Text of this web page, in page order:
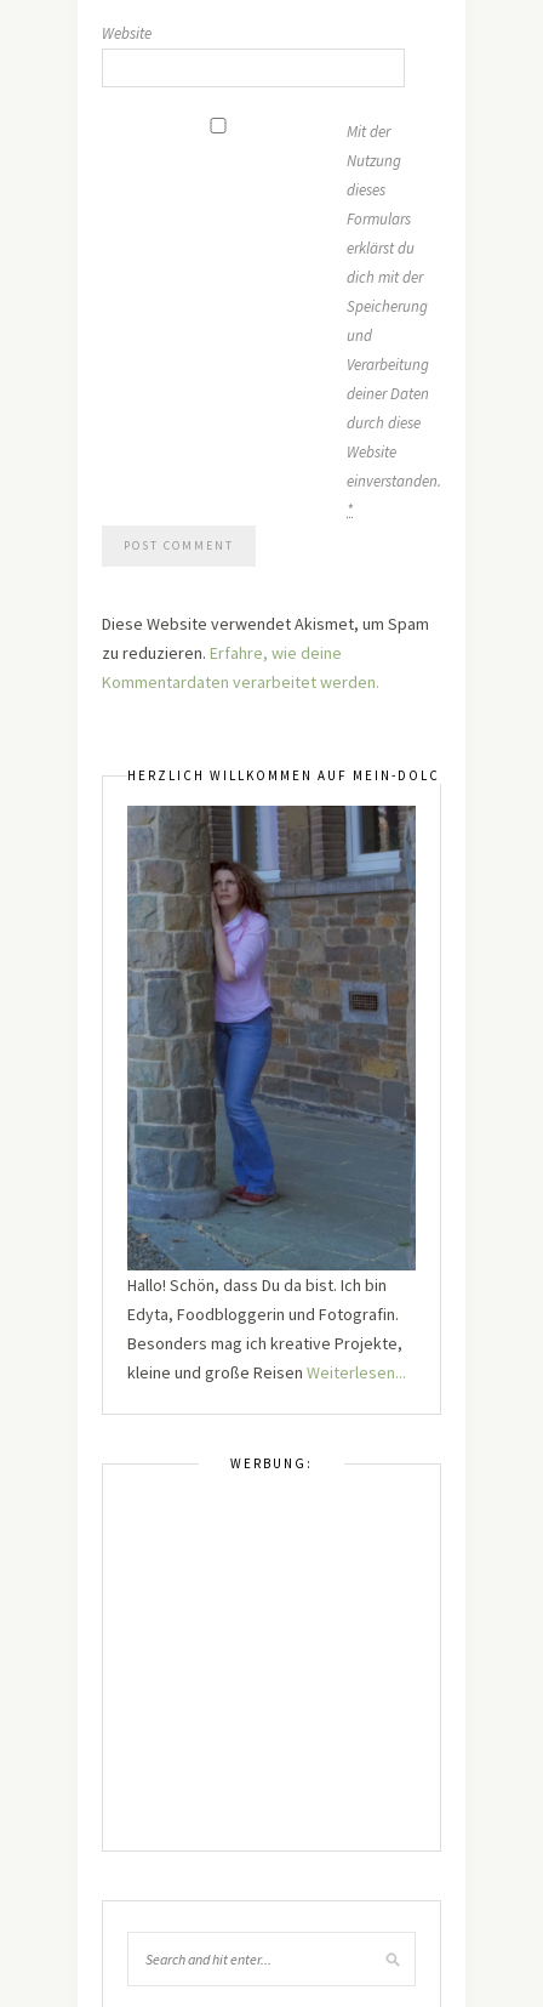
Website
Mit der
Nutzung
dieses
Formulars
erklärst du
dich mit der
Speicherung
und
Verarbeitung
deiner Daten
durch diese
Website
einverstanden.
*
Diese Website verwendet Akismet, um Spam
zu reduzieren. Erfahre, wie deine
Kommentardaten verarbeitet werden.
HERZLICH WILLKOMMEN AUF MEIN-DOLCEVITA.DE
Hallo! Schön, dass Du da bist. Ich bin
Edyta, Foodbloggerin und Fotografin.
Besonders mag ich kreative Projekte,
kleine und große Reisen Weiterlesen...
WERBUNG: